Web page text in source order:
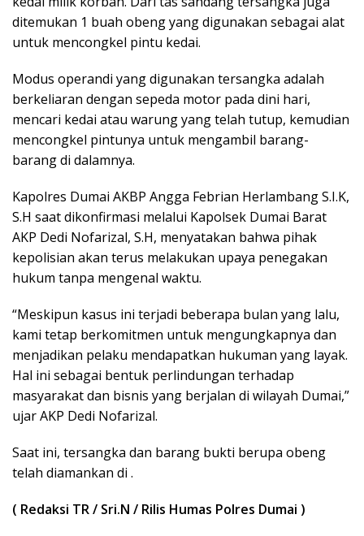
ditemukan 1 buah obeng yang digunakan sebagai alat
untuk mencongkel pintu kedai.
Modus operandi yang digunakan tersangka adalah
berkeliaran dengan sepeda motor pada dini hari,
mencari kedai atau warung yang telah tutup, kemudian
mencongkel pintunya untuk mengambil barang-
barang di dalamnya.
Kapolres Dumai AKBP Angga Febrian Herlambang S.I.K,
S.H saat dikonfirmasi melalui Kapolsek Dumai Barat
AKP Dedi Nofarizal, S.H, menyatakan bahwa pihak
kepolisian akan terus melakukan upaya penegakan
hukum tanpa mengenal waktu.
“Meskipun kasus ini terjadi beberapa bulan yang lalu,
kami tetap berkomitmen untuk mengungkapnya dan
menjadikan pelaku mendapatkan hukuman yang layak.
Hal ini sebagai bentuk perlindungan terhadap
masyarakat dan bisnis yang berjalan di wilayah Dumai,”
ujar AKP Dedi Nofarizal.
Saat ini, tersangka dan barang bukti berupa obeng
telah diamankan di .
( Redaksi TR / Sri.N / Rilis Humas Polres Dumai )